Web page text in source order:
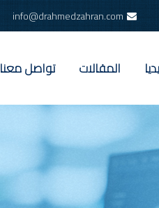
info@drahmedzahran.com
المقالات تواصل معنا